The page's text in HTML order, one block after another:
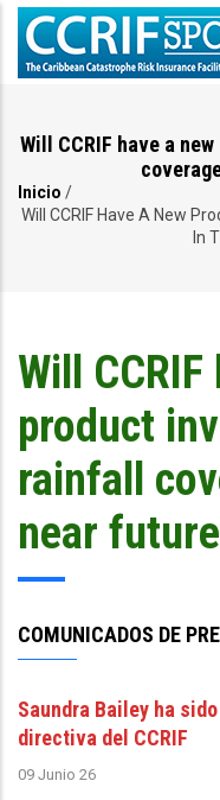
Pasar
contenido
Will CCRIF have a
Ruta
Inicio /
Will CCRIF Have A New
In
Will
product
rainfall
near
COMUNICADOS DE
Saundra Bailey ha
directiva del CCRIF
09 Junio 26